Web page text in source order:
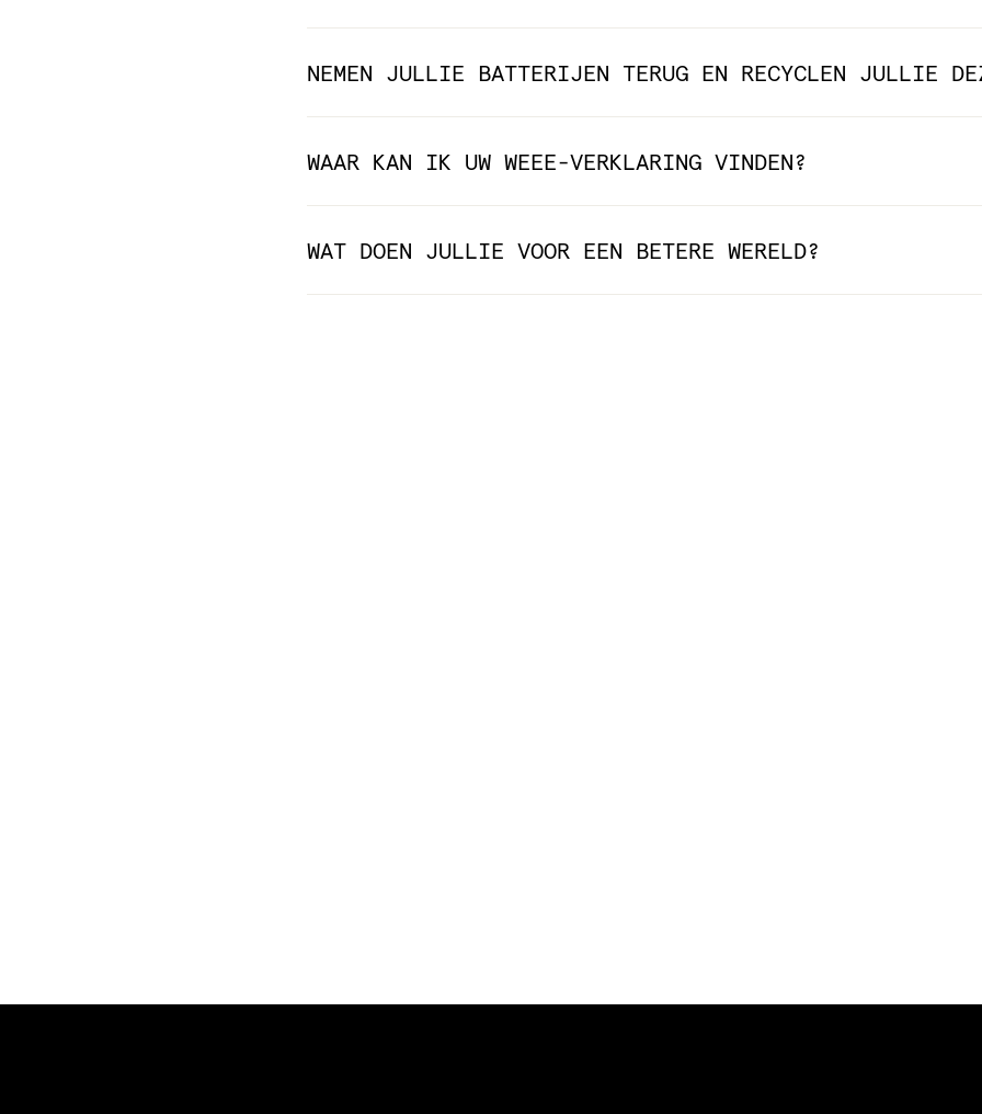
NEMEN JULLIE BATTERIJEN TERUG EN RECYCLEN JULLIE
WAAR KAN IK UW WEEE-VERKLARING VINDEN?
WAT DOEN JULLIE VOOR EEN BETERE WERELD?